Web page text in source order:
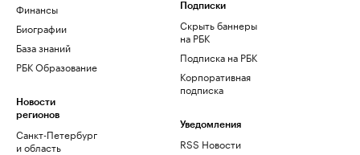
Финансы
Биографии
База знаний
РБК Образование
Новости
регионов
Санкт-Петербург
и область
Подписки
Скрыть баннеры
на РБК
Подписка на РБК
Корпоративная
подписка
Уведомления
RSS Новости